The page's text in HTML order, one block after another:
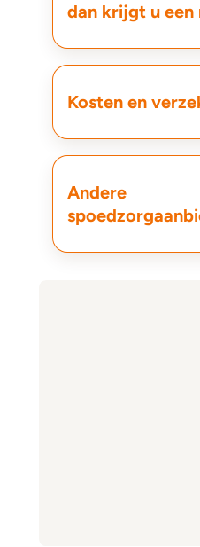
dan krijgt u een
Kosten en
Andere